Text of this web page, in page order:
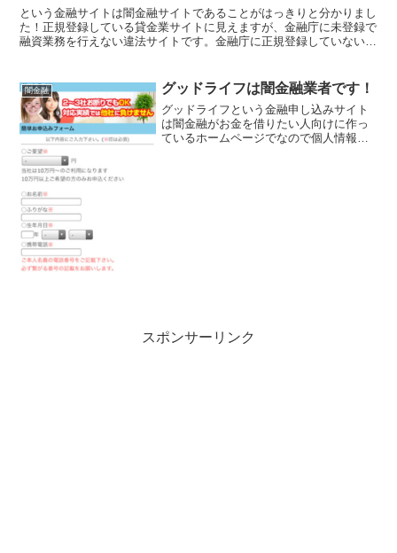
という金融サイトは闇金融サイトであることがはっきりと分かりまし
た！正規登録している貸金業サイトに見えますが、金融庁に未登録で
融資業務を行えない違法サイトです。金融庁に正規登録していない未
闇金融 グッドライフは闇金融業者です！
グッドライフという金融申し込みサイト
は闇金融がお金を借りたい人向けに作っ
ているホームページでなので個人情報を
スポンサーリンク